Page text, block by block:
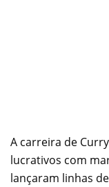
A carreira de
lucrativos com
lançaram linhas